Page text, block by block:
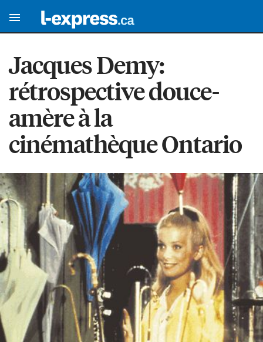
Jacques Demy:
rétrospective douce-
amère à la
cinémathèque Ontario